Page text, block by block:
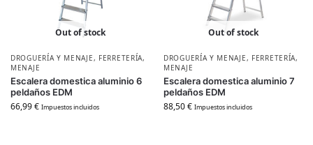
Out of stock
DROGUERÍA Y MENAJE, FERRETERÍA,
MENAJE
Escalera domestica aluminio 6
peldaños EDM
66,99€ Impuestos incluidos
Out of stock
DROGUERÍA Y MENAJE, FERRETERÍA,
MENAJE
Escalera domestica aluminio 7
peldaños EDM
88,50€ Impuestos incluidos